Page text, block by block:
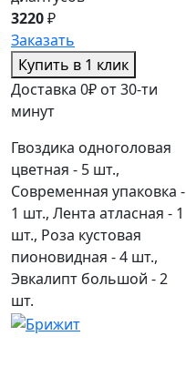
3220₽
Заказать
Купить в 1 клик
Доставка 0₽ от 30-ти
минут
Гвоздика одноголовая
цветная - 5 шт.,
Современная упаковка -
1 шт., Лента атласная - 1
шт., Роза кустовая
пионовидная - 4 шт.,
Эвкалипт большой - 2
шт.